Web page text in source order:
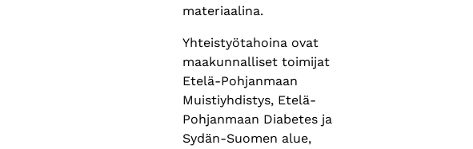
materiaalina.
Yhteistyötahoina ovat
maakunnalliset toimijat
Etelä-Pohjanmaan
Muistiyhdistys, Etelä-
Pohjanmaan Diabetes ja
Sydän-Suomen alue,